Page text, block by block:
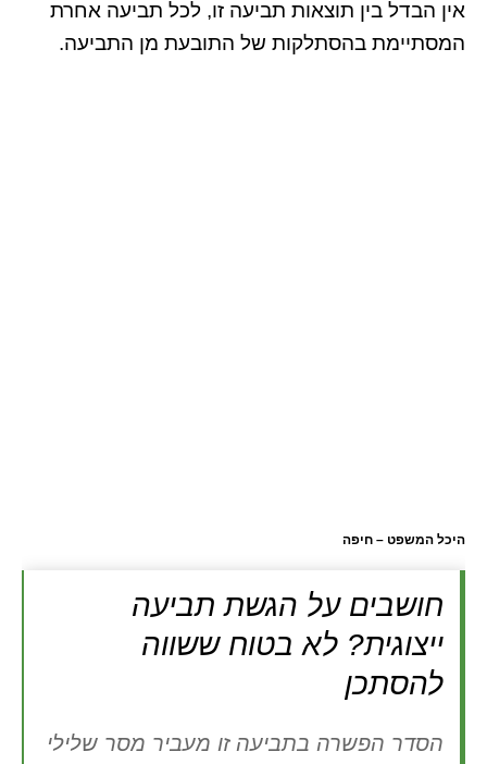
אין הבדל בין תוצאות תביעה זו, לכל תביעה אחרת
המסתיימת בהסתלקות של התובעת מן התביעה.
היכל המשפט – חיפה
חושבים על הגשת תביעה
ייצוגית? לא בטוח ששווה
להסתכן
הסדר הפשרה בתביעה זו מעביר מסר שלילי